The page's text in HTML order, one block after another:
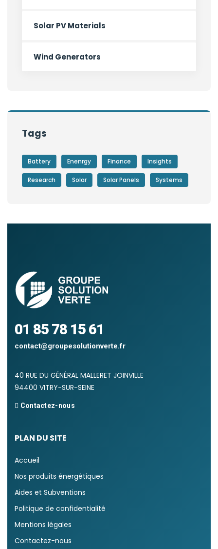
Solar PV Materials
Wind Generators
Tags
Battery Enenrgy Finance Insights
Research Solar Solar Panels Systems
01 85 78 15 61
contact@groupesolutionverte.fr
40 RUE DU GÉNÉRAL MALLERET JOINVILLE
94400 VITRY-SUR-SEINE
Contactez-nous
PLAN DU SITE
Accueil
Nos produits énergétiques
Aides et Subventions
Politique de confidentialité
Mentions légales
Contactez-nous